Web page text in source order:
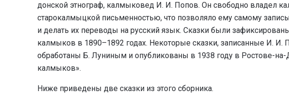
донской этнограф, калмыковед И. И. Попов. Он свободно владел
старокалмыцкой письменностью, что позволяло ему самому
и делать их переводы на русский язык. Сказки были
калмыков в 1890–1892 годах. Некоторые сказки, записанные И. И.
обработаны Б. Луниным и опубликованы в 1938 году в Ростове-на-
калмыков».
Ниже приведены две сказки из этого сборника.